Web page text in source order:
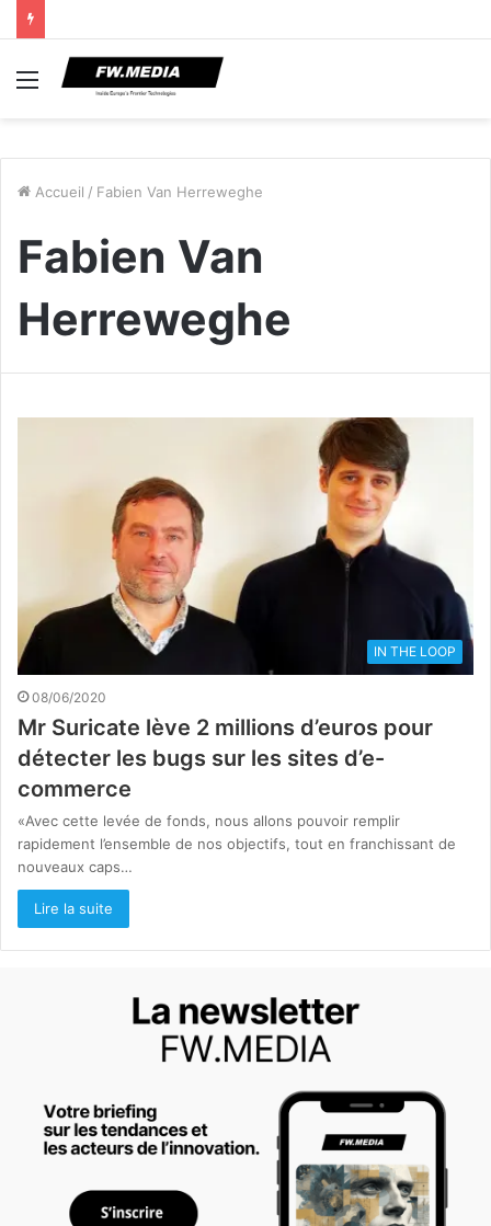
Menu
Accueil / Fabien Van Herreweghe
Fabien Van
Herreweghe
IN THE LOOP
08/06/2020
Mr Suricate lève 2 millions d’euros pour
détecter les bugs sur les sites d’e-
commerce
«Avec cette levée de fonds, nous allons pouvoir remplir
rapidement l’ensemble de nos objectifs, tout en franchissant de
nouveaux caps…
Lire la suite